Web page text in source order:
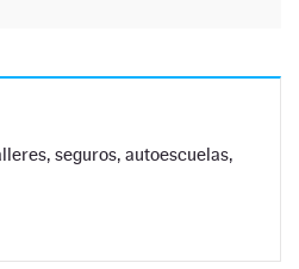
seguros, autoescuelas,